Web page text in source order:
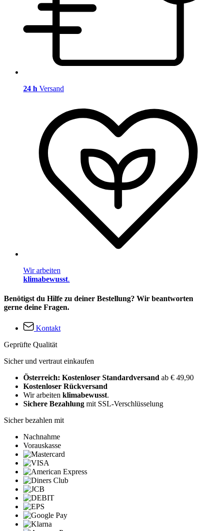
24 h Versand
Wir arbeiten
klimabewusst.
Benötigst du Hilfe zu deiner Bestellung? Wir beantworten
gerne deine Fragen.
Kontakt
Geprüfte Qualität
Sicher und vertraut einkaufen
Österreich: Kostenloser Standardversand ab € 49,90
Kostenloser Rückversand
Wir arbeiten klimabewusst.
Sichere Bezahlung mit SSL-Verschlüsselung
Sicher bezahlen mit
Nachnahme
Vorauskasse